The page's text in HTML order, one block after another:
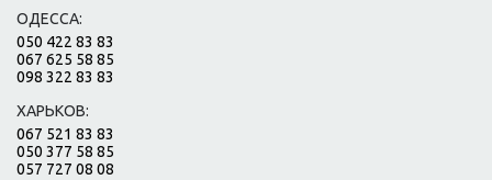
ОДЕССА:
050 422 83 83
067 625 58 85
098 322 83 83
ХАРЬКОВ:
067 521 83 83
050 377 58 85
057 727 08 08